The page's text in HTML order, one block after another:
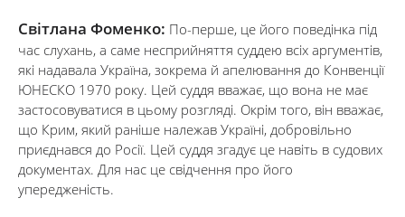
Світлана Фоменко: По-перше, це його поведінка під
час слухань, а саме несприйняття суддею всіх аргументів,
які надавала Україна, зокрема й апелювання до Конвенції
ЮНЕСКО 1970 року. Цей суддя вважає, що вона не має
застосовуватися в цьому розгляді. Окрім того, він вважає,
що Крим, який раніше належав Україні, добровільно
приєднався до Росії. Цей суддя згадує це навіть в судових
документах. Для нас це свідчення про його
упередженість.